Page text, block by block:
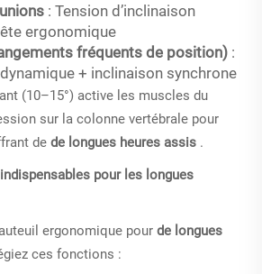
: Tension d’inclinaison
ergonomique
fréquents de position) :
+ inclinaison synchrone
(10–15°) active les muscles du
sur la colonne vertébrale pour
de de longues heures assis .
pour les longues
ergonomique pour de longues
ces fonctions :